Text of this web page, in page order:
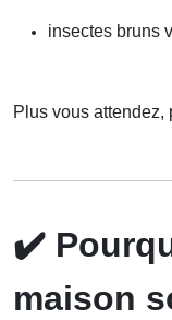
insectes bruns
Plus vous attendez,
✔️
maison